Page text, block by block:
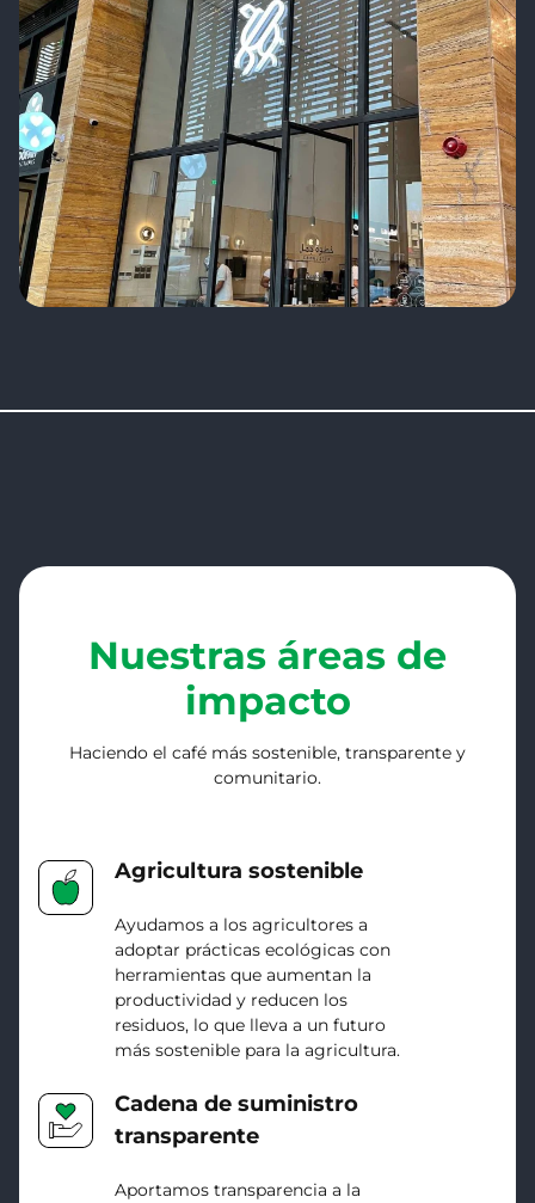
Nuestras áreas de
impacto
Haciendo el café más sostenible, transparente y
comunitario.
Agricultura sostenible
Ayudamos a los agricultores a
adoptar prácticas ecológicas con
herramientas que aumentan la
productividad y reducen los
residuos, lo que lleva a un futuro
más sostenible para la agricultura.
Cadena de suministro
transparente
Aportamos transparencia a la